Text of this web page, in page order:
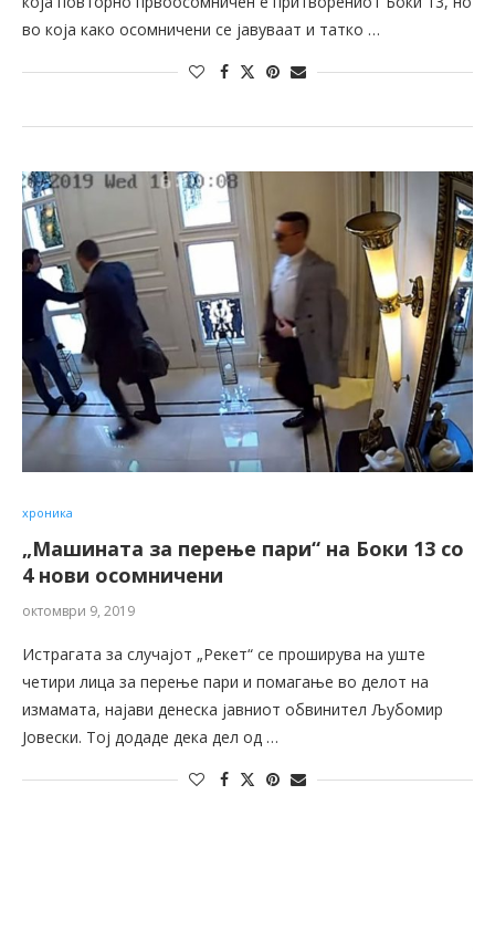
во која како осомничени се јавуваат и татко …
хроника
„Машината за перење пари“ на Боки 13 со
4 нови осомничени
октомври 9, 2019
Истрагата за случајот „Рекет“ се проширува на уште
четири лица за перење пари и помагање во делот на
измамата, најави денеска јавниот обвинител Љубомир
Јовески. Тој додаде дека дел од …